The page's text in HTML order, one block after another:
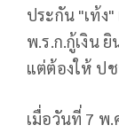
ประกัน "เท้ง
พ.ร.ก.กู้เงิน
แต่ต้องให้ ป
เมื่อวันที่ 7 พ